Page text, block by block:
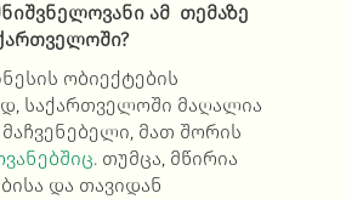
ამ თემაზე
ობიექტების
საქართველოში მაღალია
მათ შორის
თუმცა, მწირია
და თავიდან